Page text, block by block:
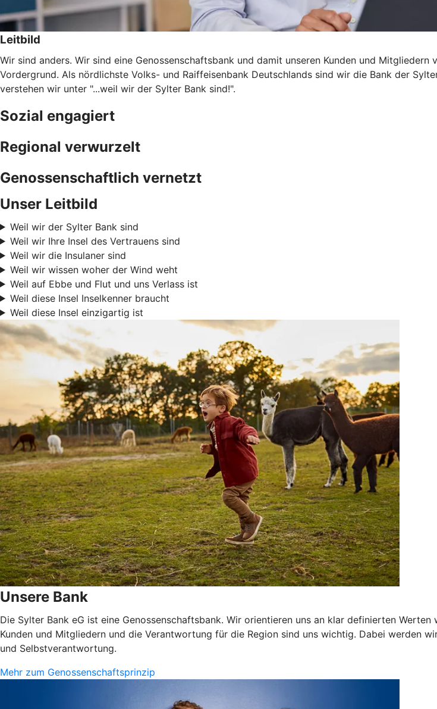
Leitbild
Wir sind anders. Wir sind eine Genossenschaftsbank und damit unseren Kunden und
Vordergrund. Als nördlichste Volks- und Raiffeisenbank Deutschlands sind wir die Bank der
verstehen wir unter "...weil wir der Sylter Bank sind!".
Sozial engagiert
Regional verwurzelt
Genossenschaftlich vernetzt
Unser Leitbild
Weil wir der Sylter Bank sind
Weil wir Ihre Insel des Vertrauens sind
Weil wir die Insulaner sind
Weil wir wissen woher der Wind weht
Weil auf Ebbe und Flut und uns Verlass ist
Weil diese Insel Inselkenner braucht
Weil diese Insel einzigartig ist
Unsere Bank
Die Sylter Bank eG ist eine Genossenschaftsbank. Wir orientieren uns an klar definierten
Kunden und Mitgliedern und die Verantwortung für die Region sind uns wichtig. Dabei werden
und Selbstverantwortung.
Mehr zum Genossenschaftsprinzip